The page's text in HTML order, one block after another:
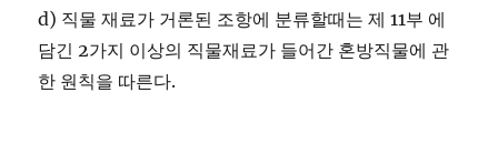
d) 직물 재료가 거론된 조항에 분류할때는 제 11부 에
담긴 2가지 이상의 직물재료가 들어간 혼방직물에 관
한 원칙을 따른다.